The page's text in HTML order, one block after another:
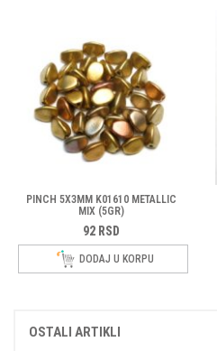
PINCH 5X3MM K01610 METALLIC
MIX (5GR)
92 RSD
DODAJ U KORPU
OSTALI ARTIKLI